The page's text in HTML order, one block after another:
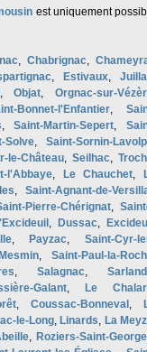
est uniquement
, Chabrignac,
, Estivaux,
,Objat,Orgnac-sur-
Bonnet-l'Enfantier,
,Saint-Martin-Sepert,
Solve,Saint-Sornin-
le-Château, Seilhac,
l'Abbaye, Le Chauchet,
, Saint-Agnant-de-
Pierre-Chérignat,
, Dussac,
, Payzac,Saint-Cyr-
, Saint-Paul-la-
, Salagnac,
Galant, Le
, Coussac-Bonneval ,
le-Long, Linards, La
, Roziers-Saint-